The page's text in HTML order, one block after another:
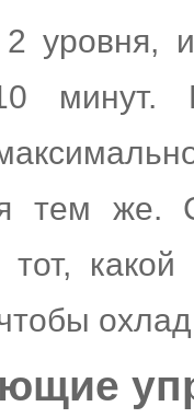
уровня,
минут.
тем же.
тот,